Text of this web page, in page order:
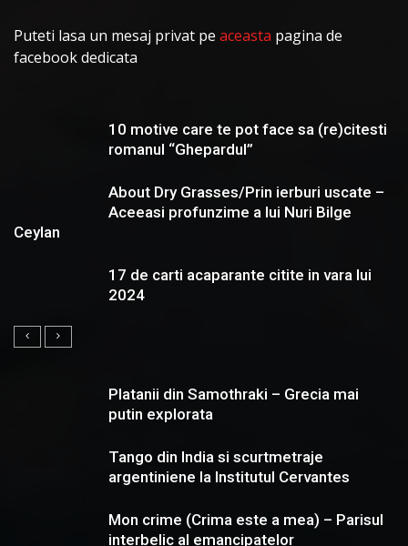
Puteti lasa un mesaj privat pe aceasta pagina de
facebook dedicata
10 motive care te pot face sa (re)citesti
romanul “Ghepardul”
About Dry Grasses/Prin ierburi uscate –
Aceeasi profunzime a lui Nuri Bilge
Ceylan
17 de carti acaparante citite in vara lui
2024
Platanii din Samothraki – Grecia mai
putin explorata
Tango din India si scurtmetraje
argentiniene la Institutul Cervantes
Mon crime (Crima este a mea) – Parisul
interbelic al emancipatelor